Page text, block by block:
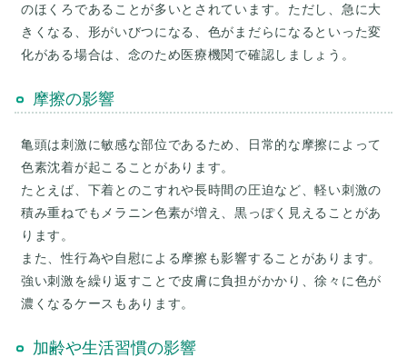
のほくろであることが多いとされています。ただし、急に大
きくなる、形がいびつになる、色がまだらになるといった変
摩擦の影響
亀頭は刺激に敏感な部位であるため、日常的な摩擦によって
色素沈着が起こることがあります。
たとえば、下着とのこすれや長時間の圧迫など、軽い刺激の
積み重ねでもメラニン色素が増え、黒っぽく見えることがあ
ります。
また、性行為や自慰による摩擦も影響することがあります。
強い刺激を繰り返すことで皮膚に負担がかかり、徐々に色が
加齢や生活習慣の影響